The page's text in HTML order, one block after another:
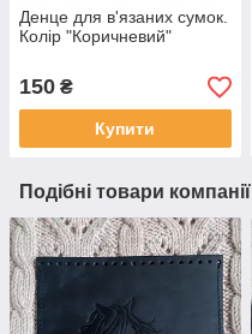
Денце для в'язаних сумок.
Колір "Коричневий"
150 ₴
Купити
Подібні товари компанії